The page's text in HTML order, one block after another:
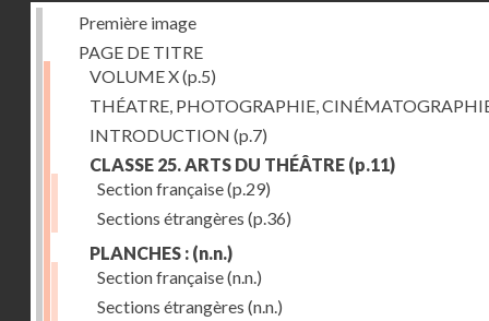
Première image
PAGE DE TITRE
VOLUME X(p.5)
THÉATRE, PHOTOGRAPHIE,
INTRODUCTION (p.7)
CLASSE 25. ARTS DU THÉÂTRE (p.11)
Section française(p.29)
Sections étrangères (p.36)
PLANCHES : (n.n.)
Section française(n.n.)
Sections étrangères (n.n.)